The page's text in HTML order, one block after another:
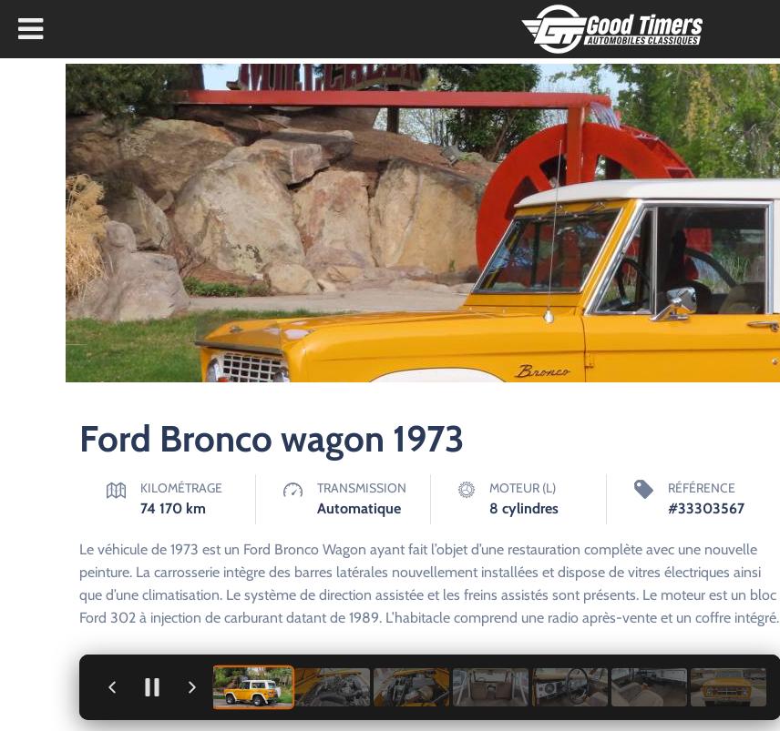
Ford Bronco wagon 1973
KILOMÉTRAGE
74 170 km
TRANSMISSION
Automatique
MOTEUR (L)
8 cylindres
RÉFÉRENCE
#33303567
Le véhicule de 1973 est un Ford Bronco Wagon ayant fait l’objet d’une restauration complète avec une nouvelle
peinture. La carrosserie intègre des barres latérales nouvellement installées et dispose de vitres électriques ainsi
que d’une climatisation. Le système de direction assistée et les freins assistés sont présents. Le moteur est un bloc
Ford 302 à injection de carburant datant de 1989. L’habitacle comprend une radio après-vente et un coffre intégré.
1 / 7